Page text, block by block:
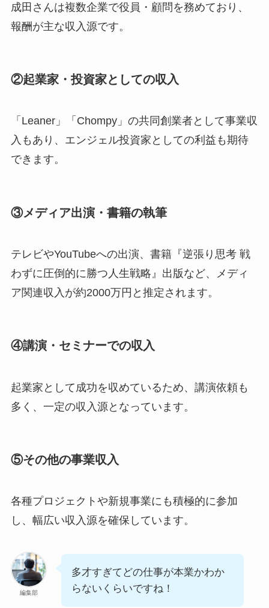
成田さんは複数企業で役員・顧問を務めており、
報酬が主な収入源です。
②起業家・投資家としての収入
「Leaner」「Chompy」の共同創業者として事業収
入もあり、エンジェル投資家としての利益も期待
できます。
③メディア出演・書籍の執筆
テレビやYouTubeへの出演、書籍『逆張り思考 戦
わずに圧倒的に勝つ人生戦略』出版など、メディ
ア関連収入が約2000万円と推定されます。
④講演・セミナーでの収入
起業家として成功を収めているため、講演依頼も
多く、一定の収入源となっています。
⑤その他の事業収入
各種プロジェクトや新規事業にも積極的に参加
し、幅広い収入源を確保しています。
編集部
多才すぎてどの仕事が本業かわか
らないくらいですね！